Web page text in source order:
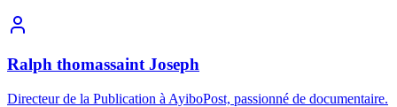
Ralph thomassaint Joseph
Directeur de la Publication à AyiboPost, passionné de documentaire.